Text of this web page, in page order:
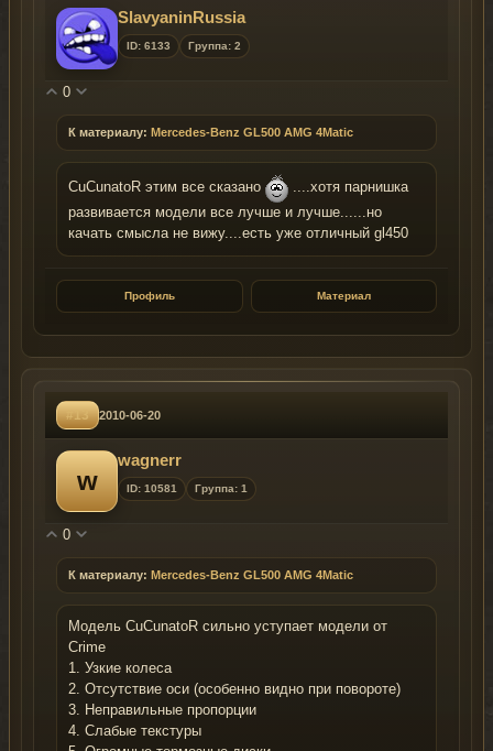
SlavyaninRussia
ID: 6133 Группа: 2
0
К материалу: Mercedes-Benz GL500 AMG 4Matic
CuCunatoR этим все сказано
....хотя парнишка
развивается модели все лучше и лучше......но
качать смысла не вижу....есть уже отличный gl450
Профиль Материал
#13 2010-06-20
w
wagnerr
ID: 10581 Группа: 1
0
К материалу: Mercedes-Benz GL500 AMG 4Matic
Модель CuCunatoR сильно уступает модели от
Crime
1. Узкие колеса
2. Отсутствие оси (особенно видно при повороте)
3. Неправильные пропорции
4. Слабые текстуры